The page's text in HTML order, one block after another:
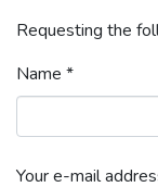
Requesting the
Name *
Your e-mail